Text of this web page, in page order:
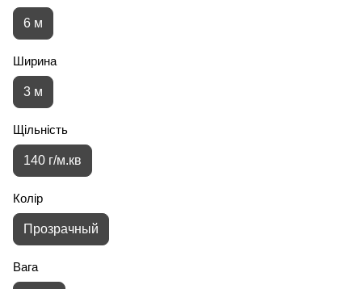
6 м
Ширина
3 м
Щільність
140 г/м.кв
Колір
Прозрачный
Вага